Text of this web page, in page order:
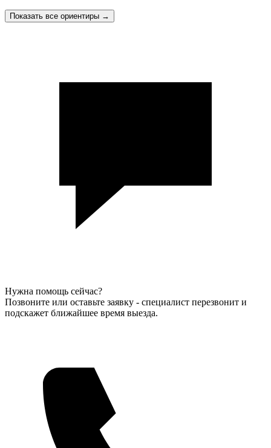
Показать все ориентиры →
Нужна помощь сейчас?
Позвоните или оставьте заявку - специалист перезвонит и
подскажет ближайшее время выезда.